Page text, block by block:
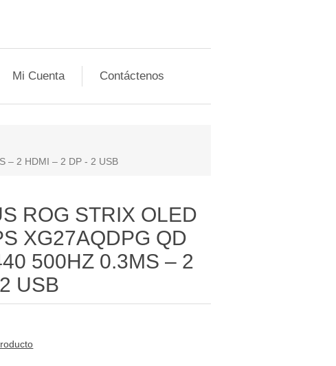
Mi Cuenta Contáctenos
– 2 HDMI – 2 DP - 2 USB
ROG STRIX OLED
XG27AQDPG QD
500HZ 0.3MS – 2
USB